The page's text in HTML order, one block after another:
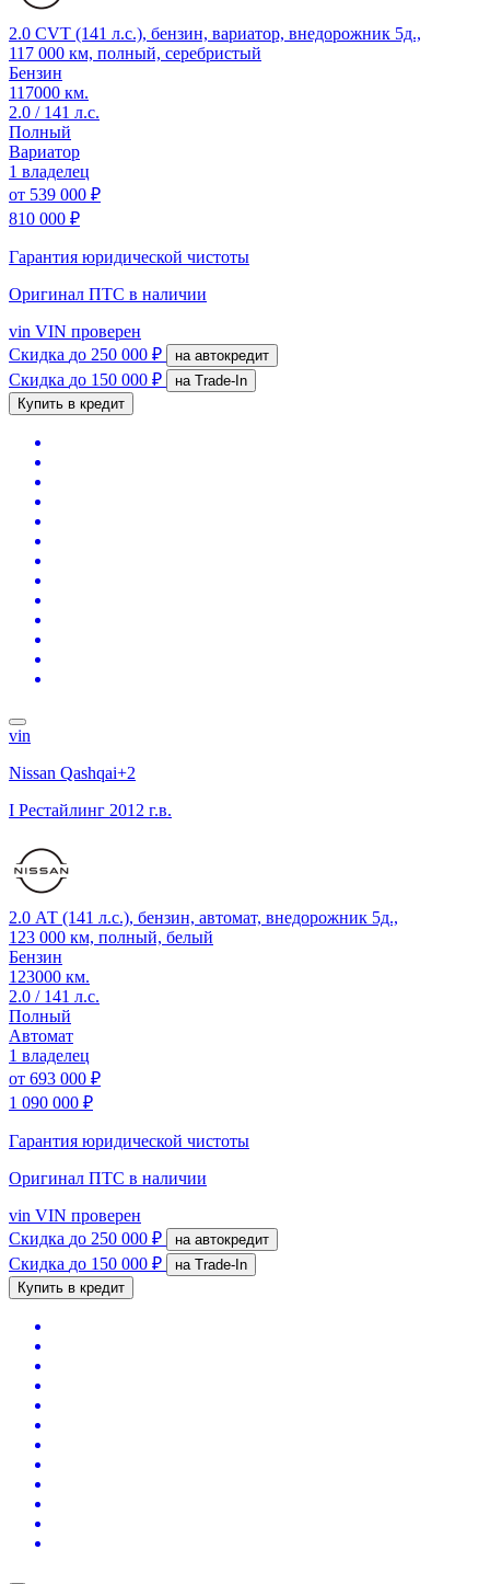
2.0 CVT (141 л.с.), бензин, вариатор, внедорожник 5д.,
117 000 км, полный, серебристый
Бензин
117000 км.
2.0 / 141 л.с.
Полный
Вариатор
1 владелец
от 539 000 ₽
810 000 ₽
Гарантия юридической чистоты
Оригинал ПТС в наличии
vin VIN проверен
Скидка до 250 000 ₽ на автокредит
Скидка до 150 000 ₽
на Trade-In
Купить в кредит
vin
Nissan Qashqai+2
I Рестайлинг 2012 г.в.
2.0 АТ (141 л.с.), бензин, автомат, внедорожник 5д.,
123 000 км, полный, белый
Бензин
123000 км.
2.0 / 141 л.с.
Полный
Автомат
1 владелец
от 693 000 ₽
1 090 000 ₽
Гарантия юридической чистоты
Оригинал ПТС в наличии
vin VIN проверен
Скидка до 250 000 ₽ на автокредит
Скидка до 150 000 ₽
на Trade-In
Купить в кредит